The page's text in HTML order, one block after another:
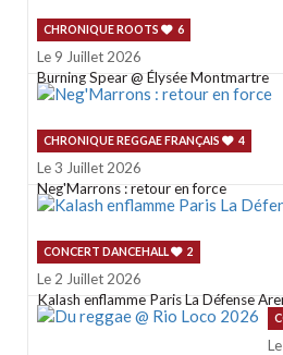
CHRONIQUE ROOTS 6
Le 9 Juillet 2026
Burning Spear @ Élysée Montmartre
CHRONIQUE REGGAE FRANÇAIS 4
Le 3 Juillet 2026
Neg'Marrons : retour en force
CONCERT DANCEHALL 2
Le 2 Juillet 2026
Kalash enflamme Paris La Défense